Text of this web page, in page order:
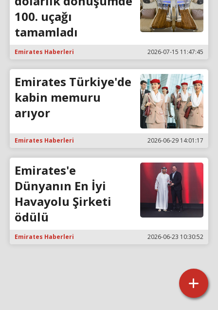
100. uçağı
tamamladı
Emirates Haberleri 2026-07-15 11:47:45
Emirates Türkiye'de
kabin memuru
arıyor
Emirates Haberleri 2026-06-29 14:01:17
Emirates'e
Dünyanın En İyi
Havayolu Şirketi
ödülü
Emirates Haberleri 2026-06-23 10:30:52